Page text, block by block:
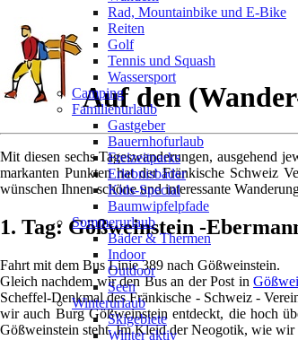
Auf den
Mit diesen sechs Tageswanderungen, ausgehend
markanten Punkten hat der Fränkische Schweiz
wünschen Ihnen schöne und interessante
1. Tag: Gößweinstein -
Fahrt mit dem Bus Linie 389 nach Gößweinstein.
Gleich nachdem wir den Bus an der Post in
Scheffel-Denkmal des Fränkische - Schweiz -
wir auch Burg Gößweinstein entdeckt, die hoch
Gößweinstein steht. Im Kleid der Neogotik, wie wir
Rad, Mountainbike und E-Bike
Reiten
Golf
Tennis und Squash
Wassersport
Camping
Familienurlaub
Gastgeber
Bauernhofurlaub
Freizeitparks
Erlebnisbäder
Kids-Special
Baumwipfelpfade
Sommerurlaub
Bäder & Thermen
Indoor
Outdoor
Seen
Winterurlaub
Skigebiete
Winter aktiv